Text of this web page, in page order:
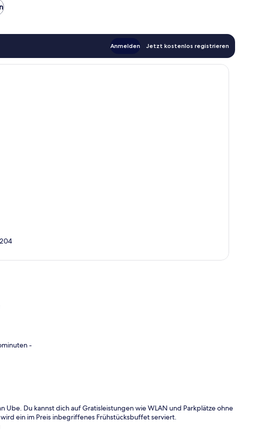
Anmelden Jetzt kostenlos registrieren
-
Ube. Du kannst dich auf Gratisleistungen wie WLAN und Parkplätze ohne
ein im Preis inbegriffenes Frühstücksbuffet serviert.